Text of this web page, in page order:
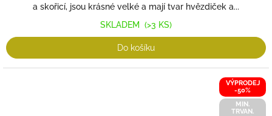
a skořicí, jsou krásné velké a mají tvar hvězdiček a...
SKLADEM (>3 KS)
Do košíku
VÝPRODEJ
-50%
MIN.
TRVAN.